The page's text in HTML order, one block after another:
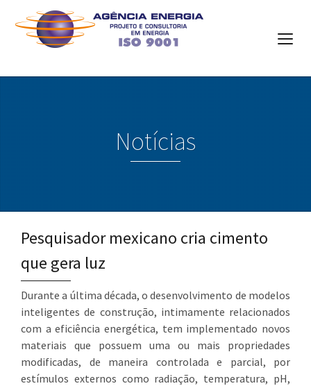
Notícias
Pesquisador mexicano cria cimento
que gera luz
Durante a última década, o desenvolvimento de modelos
inteligentes de construção, intimamente relacionados
com a eficiência energética, tem implementado novos
materiais que possuem uma ou mais propriedades
modificadas, de maneira controlada e parcial, por
estímulos externos como radiação, temperatura, pH,